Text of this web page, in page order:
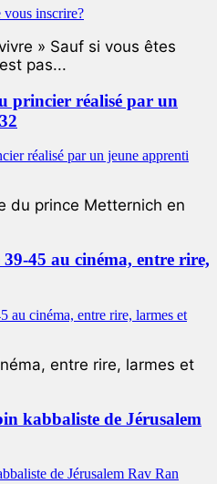
» Sauf si vous êtes
pas...
princier réalisé par un
du prince Metternich en
45 au cinéma, entre rire,
entre rire, larmes et
kabbaliste de Jérusalem